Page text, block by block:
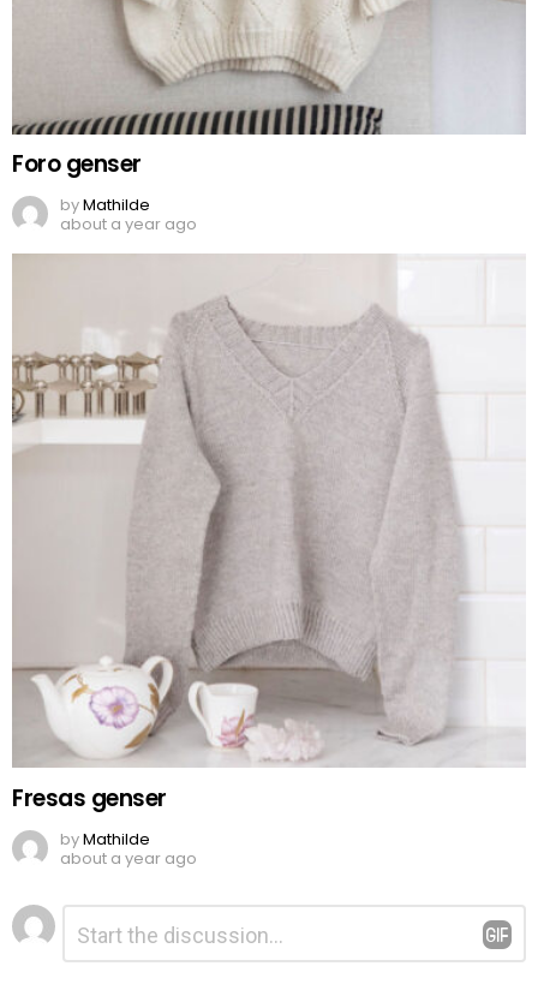
Foro genser
byMathilde
about a year ago
Fresas genser
byMathilde
about a year ago
Legg
igjen
Kommentar